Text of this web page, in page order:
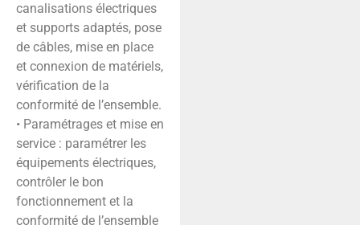
canalisations électriques
et supports adaptés, pose
de câbles, mise en place
et connexion de matériels,
vérification de la
conformité de l’ensemble.
• Paramétrages et mise en
service : paramétrer les
équipements électriques,
contrôler le bon
fonctionnement et la
conformité de l’ensemble